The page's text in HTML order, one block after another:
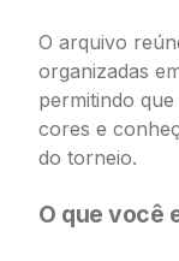
O arquivo
organizadas
permitindo
cores e
do torneio.
O que você